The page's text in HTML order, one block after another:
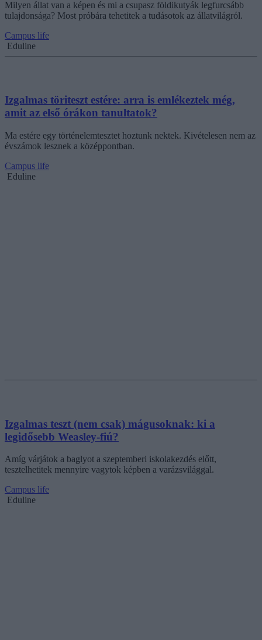
Milyen állat van a képen és mi a csupasz földikutyák legfurcsább
tulajdonsága? Most próbára tehetitek a tudásotok az állatvilágról.
Campus life
Eduline
Izgalmas töriteszt estére: arra is emlékeztek még,
amit az első órákon tanultatok?
Ma estére egy történelemtesztet hoztunk nektek. Kivételesen nem az
évszámok lesznek a középpontban.
Campus life
Eduline
Izgalmas teszt (nem csak) mágusoknak: ki a
legidősebb Weasley-fiú?
Amíg várjátok a baglyot a szeptemberi iskolakezdés előtt,
tesztelhetitek mennyire vagytok képben a varázsvilággal.
Campus life
Eduline